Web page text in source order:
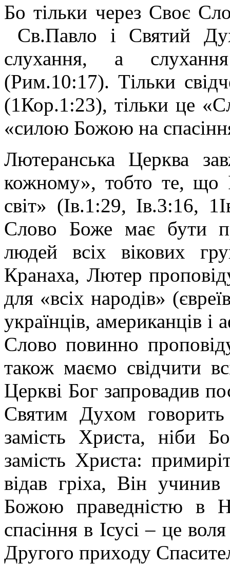
Бо тільки через Своє
Св.Павло і Святий
слухання, а
(Рим.10:17). Тільки
(1Кор.1:23), тільки це
«силою Божою на
Лютеранська Церква
кожному», тобто те, що
світ» (Ів.1:29, Ів.3:16,
Слово Боже має бути
людей всіх вікових
Кранаха, Лютер
для «всіх народів»
українців, американців
Слово повинно
також маємо свідчити
Церкві Бог запровадив
Святим Духом
замість Христа, ніби
замість Христа:
відав гріха, Він
Божою праведністю в
спасіння в Ісусі – це
Другого приходу